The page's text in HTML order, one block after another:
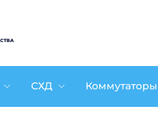
СХД Коммутаторы